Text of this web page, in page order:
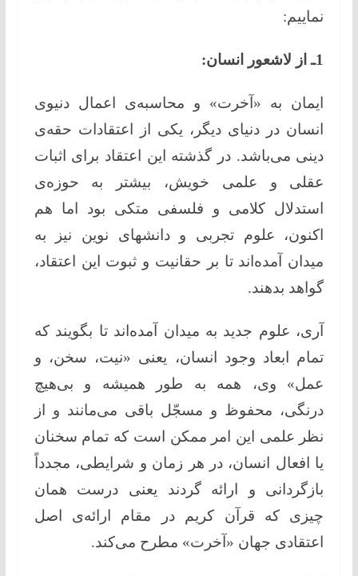
نماییم:
1ـ از لاشعور انسان:
ایمان به «آخرت» و محاسبه‌ی اعمال دنیوی
انسان در دنیای دیگر، یكی از اعتقادات حقه‌ی
دینی می‌باشد. در گذشته این اعتقاد برای اثبات
عقلی و علمی خویش، بیشتر به حوزه‌ی
استدلال كلامی و فلسفی متكی بود اما هم
اكنون، علوم تجربی و دانشهای نوین نیز به
میدان آمده‌اند تا بر حقانیت و ثبوت این اعتقاد،
گواهد بدهند.
آری، علوم جدید به میدان آمده‌اند تا بگویند كه
تمام ابعاد وجود انسان، یعنی «نیت، سخن، و
عمل» وی، همه به طور همیشه و بی‌هیچ
درنگی، محفوظ و مسجّل باقی می‌مانند و از
نظر علمی این امر ممكن است كه تمام سخنان
یا افعال انسان، در هر زمان و شرایطی، مجدداً
بازگردانی و ارائه گردند یعنی درست همان
چیزی كه قرآن كریم در مقام ارائه‌ی اصل
اعتقادی جهان «آخرت» مطرح می‌كند.